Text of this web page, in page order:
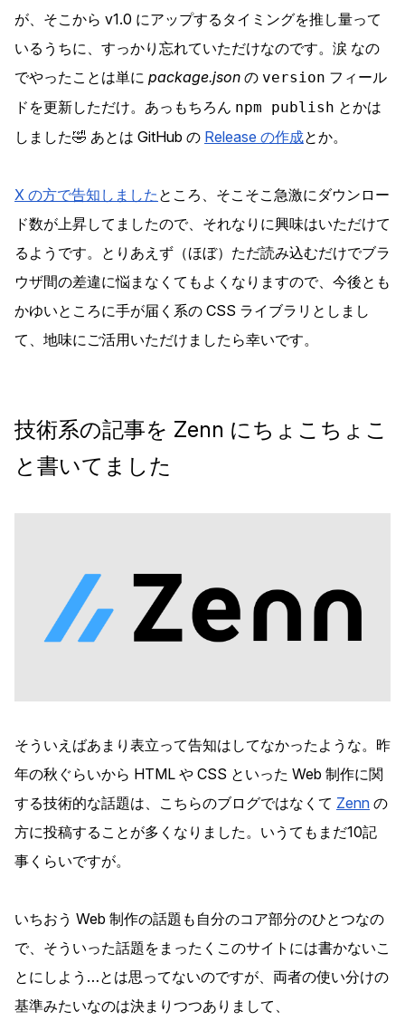
が、そこから v1.0 にアップするタイミングを推し量って
いるうちに、すっかり忘れていただけなのです。涙 なの
でやったことは単に package.json の version フィール
ドを更新しただけ。あっもちろん npm publish とかは
しました🤣 あとは GitHub の Release の作成とか。
X の方で告知しました ところ、そこそこ急激にダウンロー
ド数が上昇してましたので、それなりに興味はいただけて
るようです。とりあえず（ほぼ）ただ読み込むだけでブラ
ウザ間の差違に悩まなくてもよくなりますので、今後とも
かゆいところに手が届く系の CSS ライブラリとしまし
て、地味にご活用いただけましたら幸いです。
技術系の記事を Zenn にちょこちょこ
と書いてました
そういえばあまり表立って告知はしてなかったような。昨
年の秋ぐらいから HTML や CSS といった Web 制作に関
する技術的な話題は、こちらのブログではなくて Zenn の
方に投稿することが多くなりました。いうてもまだ10記
事くらいですが。
いちおう Web 制作の話題も自分のコア部分のひとつなの
で、そういった話題をまったくこのサイトには書かないこ
とにしよう…とは思ってないのですが、両者の使い分けの
基準みたいなのは決まりつつありまして、